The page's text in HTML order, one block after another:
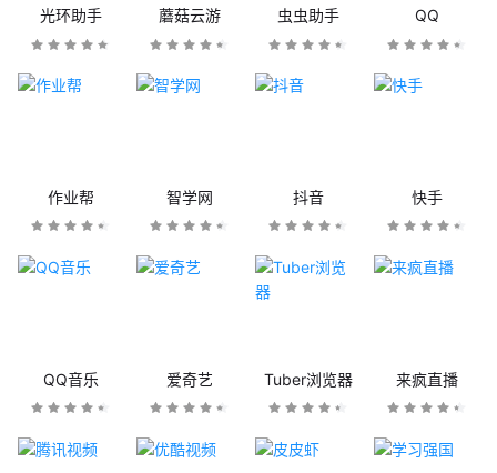
光环助手 蘑菇云游 虫虫助手 QQ
作业帮 智学网 抖音 快手
QQ音乐 爱奇艺 Tuber浏览器 来疯直播